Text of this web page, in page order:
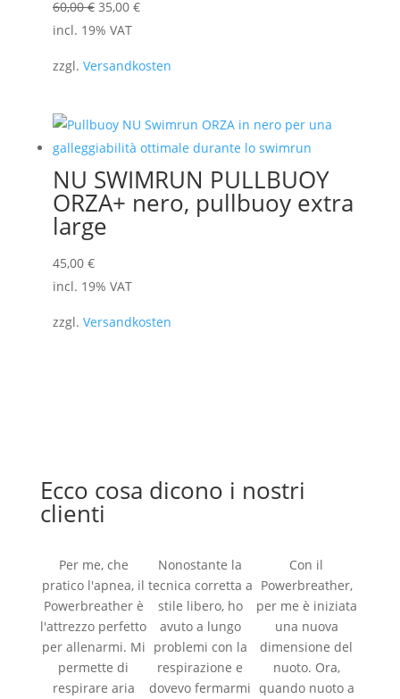
60,00€ Il
prezzo
era:
35,00 €Il
è:
incl. 19% VAT
zzgl. Versandkosten
NU SWIMRUN PULLBUOY
ORZA+ nero, pullbuoy extra
large
45,00 €
incl. 19% VAT
zzgl. Versandkosten
Ecco cosa dicono i nostri
clienti
Per me, che
pratico l'apnea, il
Powerbreather è
l'attrezzo perfetto
per allenarmi. Mi
permette di
respirare aria
Nonostante la
tecnica corretta a
stile libero, ho
avuto a lungo
problemi con la
respirazione e
dovevo fermarmi
Con il
Powerbreather,
per me è iniziata
una nuova
dimensione del
nuoto. Ora,
quando nuoto a